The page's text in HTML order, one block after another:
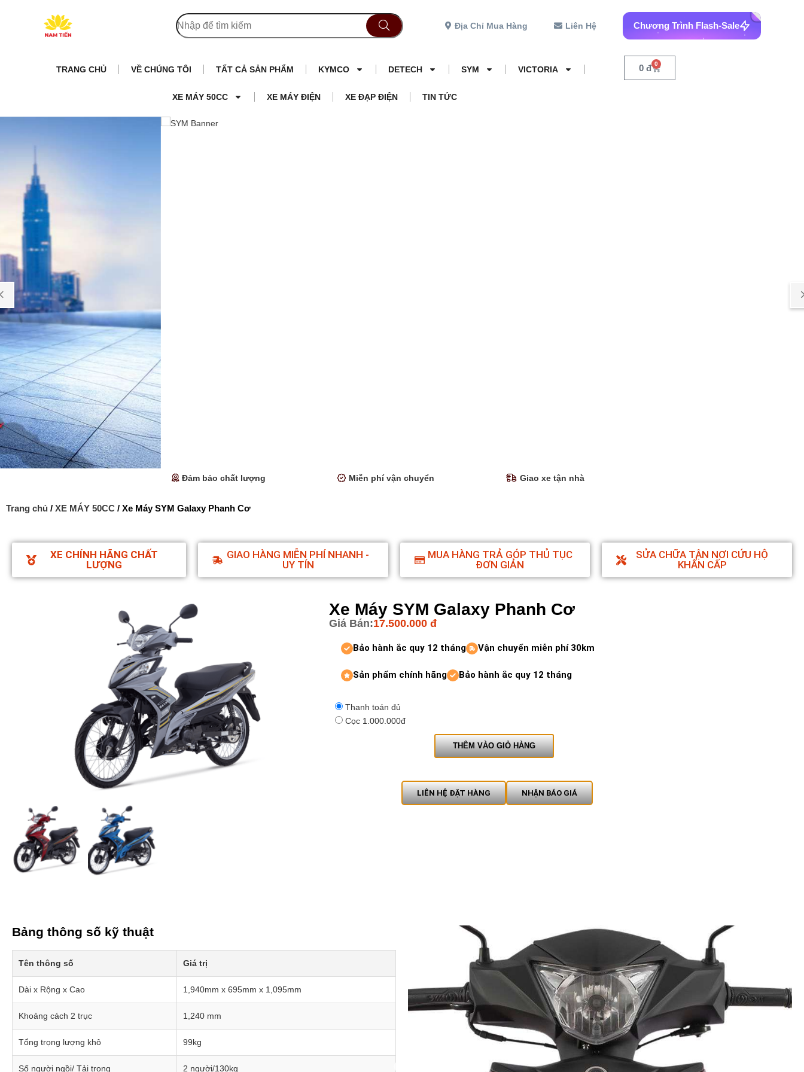
Địa Chỉ Mua Hàng Liên Hệ Chương Trình Flash-Sale
TRANG CHỦ VỀ CHÚNG TÔI TẤT CẢ SẢN PHẨM KYMCO DETECH SYM VICTORIA
XE MÁY 50CC XE MÁY ĐIỆN XE ĐẠP ĐIỆN TIN TỨC
0 đ 0
Đảm bảo chất lượng Miễn phí vận chuyển Giao xe tận nhà
Trang chủ / XE MÁY 50CC / Xe Máy SYM Galaxy Phanh Cơ
XE CHÍNH HÃNG CHẤT
LƯỢNG
GIAO HÀNG MIỄN PHÍ NHANH -
UY TÍN
MUA HÀNG TRẢ GÓP THỦ TỤC
ĐƠN GIẢN
SỬA CHỮA TẬN NƠI CỨU HỘ
KHẨN CẤP
Xe Máy SYM Galaxy Phanh Cơ
Giá Bán:17.500.000 đ
Bảo hành ắc quy 12 tháng Vận chuyển miễn phí 30km
Sản phẩm chính hãng Bảo hành ắc quy 12 tháng
Thanh toán đủ
Cọc 1.000.000đ
THÊM VÀO GIỎ HÀNG
LIÊN HỆ ĐẶT HÀNG NHẬN BÁO GIÁ
Bảng thông số kỹ thuật
Tên thông số Giá trị
Dài x Rộng x Cao 1,940mm x 695mm x 1,095mm
Khoảng cách 2 trục 1,240 mm
Tổng trọng lượng khô 99kg
Số người ngồi/ Tải trọng 2 người/130kg